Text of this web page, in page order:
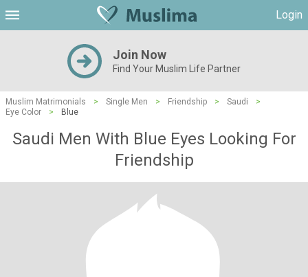
Login
Join Now
Find Your Muslim Life Partner
Muslim Matrimonials > Single Men > Friendship > Saudi
>
Eye Color
> Blue
Saudi Men With Blue Eyes Looking For
Friendship